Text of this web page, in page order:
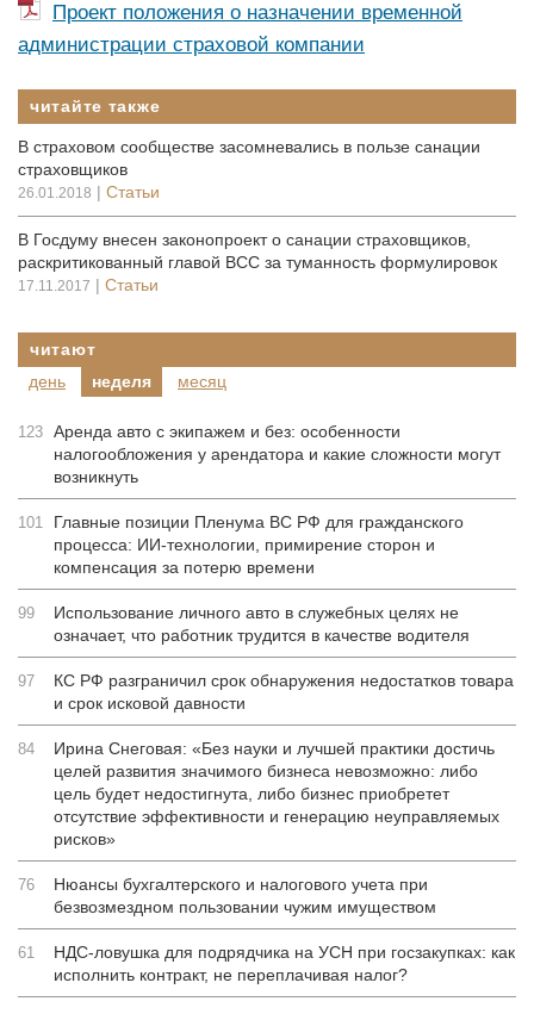
Проект положения о назначении временной
администрации страховой компании
читайте также
В страховом сообществе засомневались в пользе санации
страховщиков
26.01.2018 | Статьи
В Госдуму внесен законопроект о санации страховщиков,
раскритикованный главой ВСС за туманность формулировок
17.11.2017 | Статьи
читают
день
неделя месяц
123 Аренда авто с экипажем и без: особенности
налогообложения у арендатора и какие сложности могут
возникнуть
101
Главные позиции Пленума ВС РФ для гражданского
процесса: ИИ-технологии, примирение сторон и
компенсация за потерю времени
99
Использование личного авто в служебных целях не
означает, что работник трудится в качестве водителя
97
КС РФ разграничил срок обнаружения недостатков товара
и срок исковой давности
84
Ирина Снеговая: «Без науки и лучшей практики достичь
целей развития значимого бизнеса невозможно: либо
цель будет недостигнута, либо бизнес приобретет
отсутствие эффективности и генерацию неуправляемых
рисков»
76
Нюансы бухгалтерского и налогового учета при
безвозмездном пользовании чужим имуществом
61
НДС-ловушка для подрядчика на УСН при госзакупках: как
исполнить контракт, не переплачивая налог?